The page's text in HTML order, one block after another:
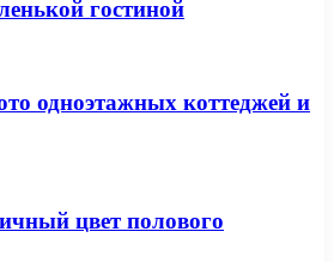
гостиной
одноэтажных коттеджей и
цвет полового